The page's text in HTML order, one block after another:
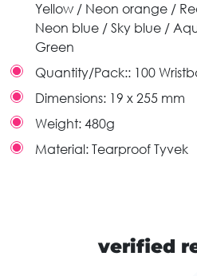
Yellow / Neon orange /
Neon blue / Sky blue /
Green
Quantity/Pack:: 100
Dimensions: 19 x 255 mm
Weight: 480g
Material: Tearproof Tyvek
verified